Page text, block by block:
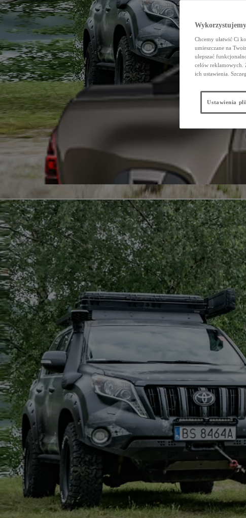
Chcemy ułatwić Ci
umieszczane na
ulepszać
celów reklamowych.
ich ustawienia.
Ustawienia